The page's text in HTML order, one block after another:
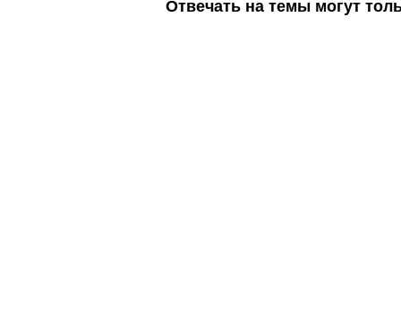
Отвечать на темы могут